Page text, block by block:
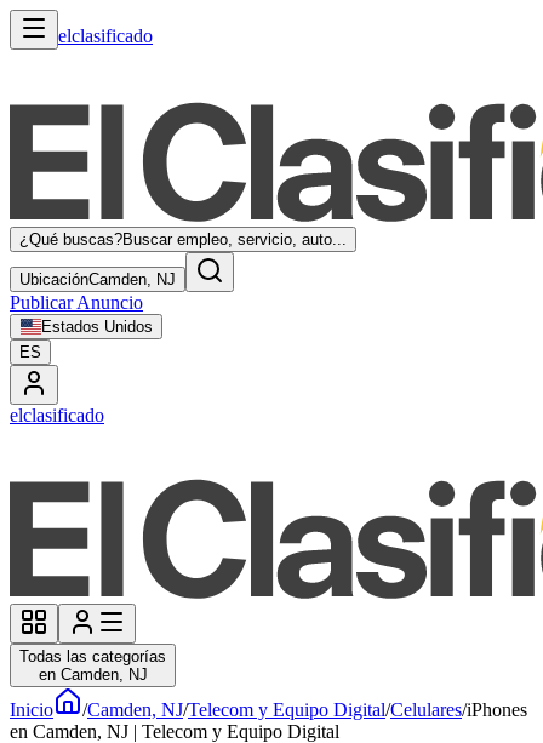
elclasificado
¿Qué buscas?Buscar empleo, servicio, auto...
UbicaciónCamden, NJ
Publicar Anuncio
Estados Unidos
ES
elclasificado
Todas las categorías
en Camden, NJ
Inicio /Camden, NJ/Telecom y Equipo Digital/Celulares/iPhones
en Camden, NJ | Telecom y Equipo Digital